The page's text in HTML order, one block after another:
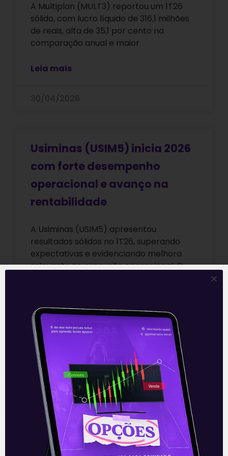
A Multiplan (MULT3) reportou um 1T26
sólido, com lucro líquido de 316,1 milhões
de reais, alta de 35,1 por cento na
comparação anual e maior
Leia mais
Usiminas (USIM5) inicia 2026
com forte desempenho
operacional e avanço na
rentabilidade
A Usiminas (USIM5) apresentou
resultados sólidos no 1T26, superando
expectativas e evidenciando melhora
relevante na execução operacional. O
Leia mais
27/04/2026
Atacadão mostra
desaceleração em números
divulgados pelo Carrefour
Brasil no 1T26